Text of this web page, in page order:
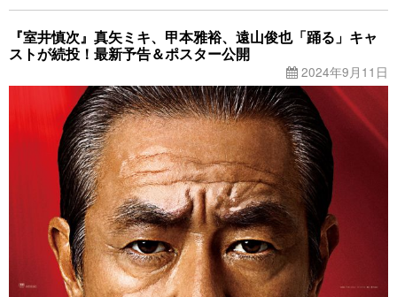
『室井慎次』真矢ミキ、甲本雅裕、遠山俊也「踊る」キャ
ストが続投！最新予告＆ポスター公開
2024年9月11日